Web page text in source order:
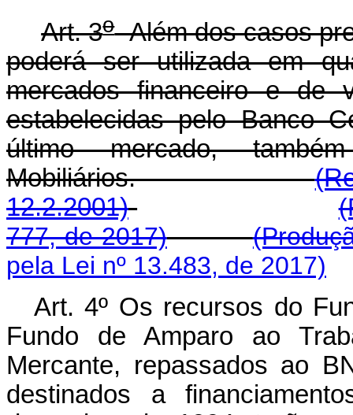
Art. 3oAlém dos casos
poderá ser utilizada em
mercados financeiro e de
estabelecidas pelo Banco
último mercado,
Mobiliários.
12.2.2001)
777, de 2017)
pela Lei nº 13.483, de 2017)
Art. 4º Os recursos do
Fundo de Amparo ao
Mercante, repassados ao
destinados a